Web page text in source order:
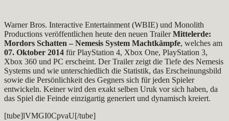
Warner Bros. Interactive Entertainment (WBIE) und Monolith
Productions veröffentlichen heute den neuen TrailerMittelerde:
Mordors Schatten – Nemesis System Machtkämpfe, welches am
07. Oktober 2014 für PlayStation 4, Xbox One, PlayStation 3,
Xbox 360 und PC erscheint. Der Trailer zeigt die Tiefe des Nemesis
Systems und wie unterschiedlich die Statistik, das Erscheinungsbild
sowie die Persönlichkeit des Gegners sich für jeden Spieler
entwickeln. Keiner wird den exakt selben Uruk vor sich haben, da
das Spiel die Feinde einzigartig generiert und dynamisch kreiert.
[tube]lVMGI0CpvaU[/tube]